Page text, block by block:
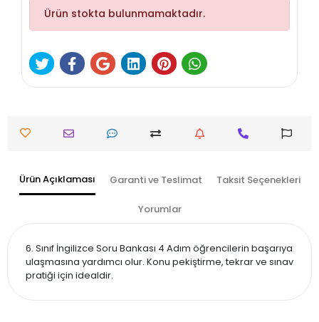
Ürün stokta bulunmamaktadır.
Ürün Açıklaması Garanti ve Teslimat Taksit Seçenekleri
Yorumlar
6. Sınıf İngilizce Soru Bankası 4 Adım öğrencilerin başarıya
ulaşmasına yardımcı olur. Konu pekiştirme, tekrar ve sınav
pratiği için idealdir.